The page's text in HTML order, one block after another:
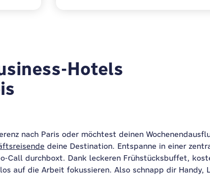
Hotels
nach Paris oder möchtest deinen
deine Destination. Entspanne in einer
Call durchboxt. Dank leckeren Frühstücksbuffet,
auf die Arbeit fokussieren. Also schnapp dir Handy,